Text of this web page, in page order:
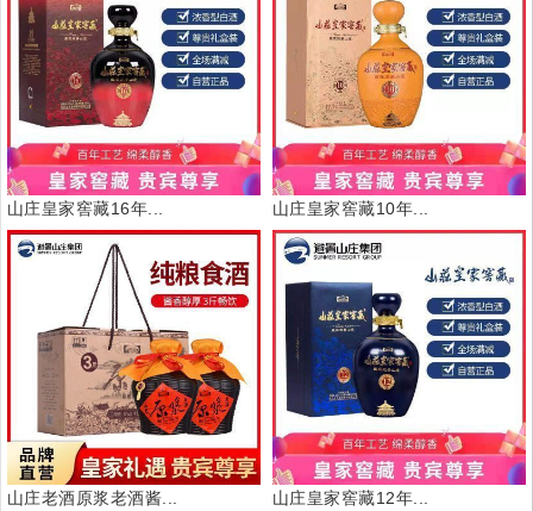
山庄皇家窖藏16年... 山庄皇家窖藏10年...
山庄老酒原浆老酒酱... 山庄皇家窖藏12年...